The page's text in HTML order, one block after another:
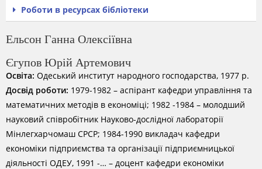
Роботи в ресурсах бібліотеки
Ельсон Ганна Олексіївна
Єгупов Юрій Артемович
Освіта: Одеський институт народного господарства, 1977 р.
Досвід роботи: 1979-1982 – аспірант кафедри управління та
математичних методів в економіці; 1982 -1984 – молодший
науковий співробітник Науково-дослідної лабораторії
Мінлегхарчомаш СРСР; 1984-1990 викладач кафедри
економіки підприємства та організації підприємницької
діяльності ОДЕУ, 1991 -… – доцент кафедри економіки